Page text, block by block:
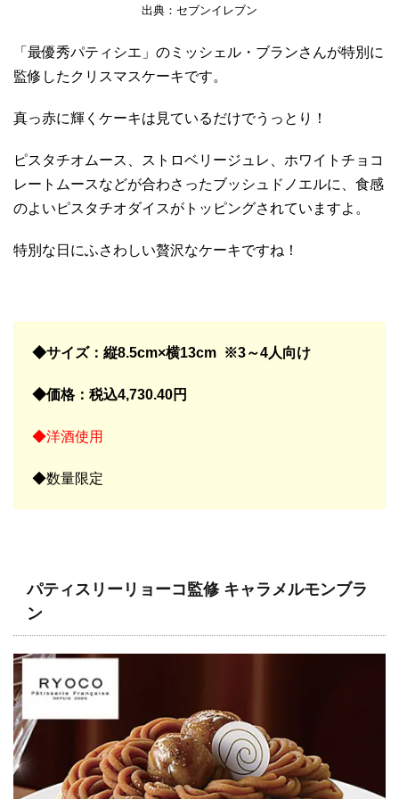
出典：セブンイレブン
「最優秀パティシエ」のミッシェル・ブランさんが特別に
監修したクリスマスケーキです。
真っ赤に輝くケーキは見ているだけでうっとり！
ピスタチオムース、ストロベリージュレ、ホワイトチョコ
レートムースなどが合わさったブッシュドノエルに、食感
のよいピスタチオダイスがトッピングされていますよ。
特別な日にふさわしい贅沢なケーキですね！
◆サイズ：縦8.5cm×横13cm ※3～4人向け
◆価格：税込4,730.40円
◆洋酒使用
◆数量限定
パティスリーリョーコ監修 キャラメルモンブラ
ン